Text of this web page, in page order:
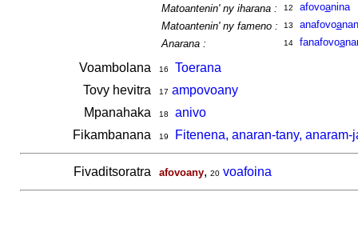
Matoantenin' ny iharana :
12 afovoanina
Matoantenin' ny fameno :
13 anafovoa
Anarana :
14 fanafovoa
Voambolana 16
Toerana
Tovy hevitra
17 ampovoany
Mpanahaka
18
anivo
Fikambanana
19 Fitenena, anaran-tany,
Fivaditsoratra afovoany, 20 voafoina